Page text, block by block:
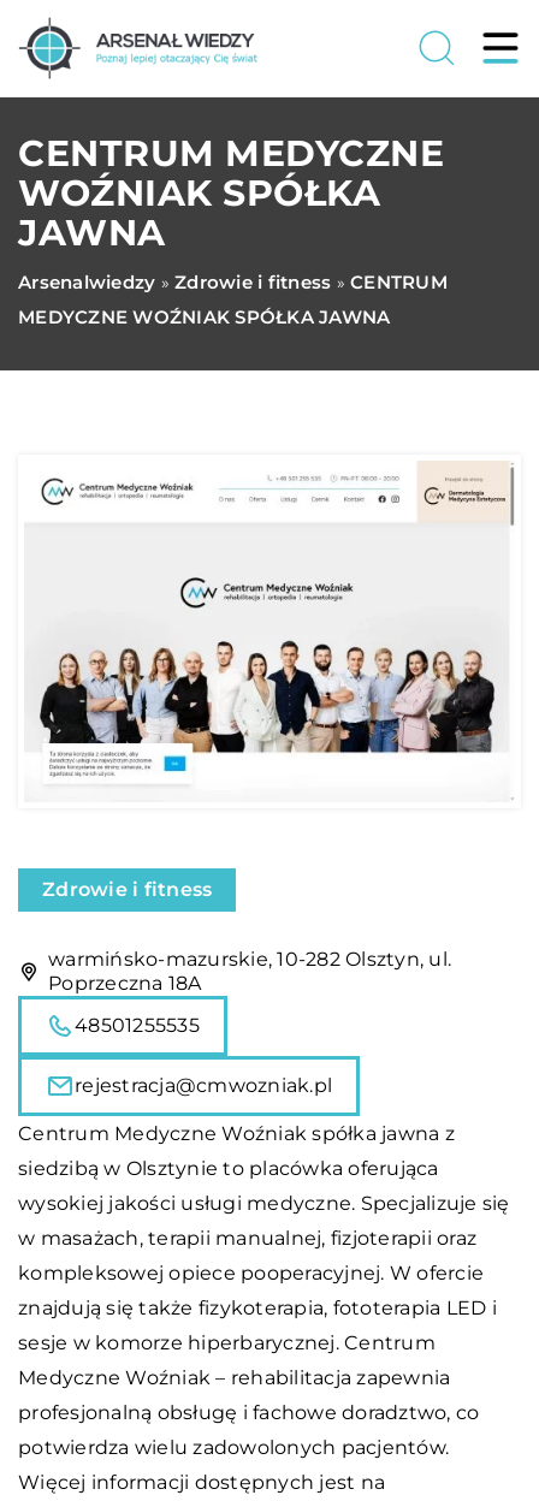
CENTRUM MEDYCZNE
WOŹNIAK SPÓŁKA
JAWNA
Arsenalwiedzy » Zdrowie i fitness » CENTRUM
MEDYCZNE WOŹNIAK SPÓŁKA JAWNA
Zdrowie i fitness
warmińsko-mazurskie, 10-282 Olsztyn, ul.
Poprzeczna 18A
48501255535
rejestracja@cmwozniak.pl
Centrum Medyczne Woźniak spółka jawna z
siedzibą w Olsztynie to placówka oferująca
wysokiej jakości usługi medyczne. Specjalizuje się
w masażach, terapii manualnej, fizjoterapii oraz
kompleksowej opiece pooperacyjnej. W ofercie
znajdują się także fizykoterapia, fototerapia LED i
sesje w komorze hiperbarycznej. Centrum
Medyczne Woźniak – rehabilitacja zapewnia
profesjonalną obsługę i fachowe doradztwo, co
potwierdza wielu zadowolonych pacjentów.
Więcej informacji dostępnych jest na